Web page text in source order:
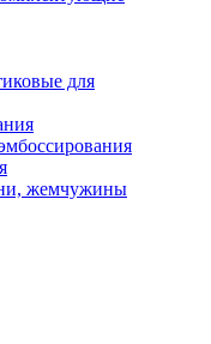
для
жемчужины